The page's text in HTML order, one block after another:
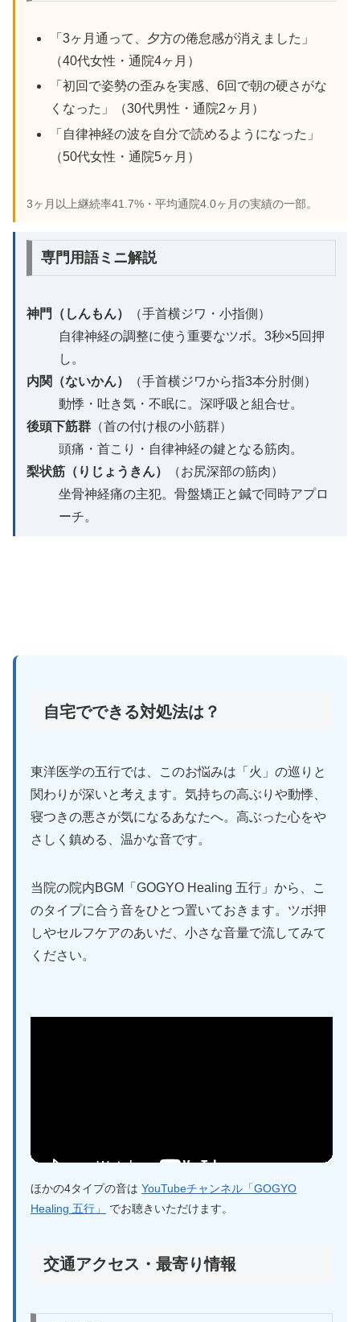
「3ヶ月通って、夕方の倦怠感が消えました」
（40代女性・通院4ヶ月）
「初回で姿勢の歪みを実感、6回で朝の硬さがな
くなった」（30代男性・通院2ヶ月）
「自律神経の波を自分で読めるようになった」
（50代女性・通院5ヶ月）
3ヶ月以上継続率41.7%・平均通院4.0ヶ月の実績の一部。
専門用語ミニ解説
神門（しんもん）
（手首横ジワ・小指側）
自律神経の調整に使う重要なツボ。3秒×5回押
し。
内関（ないかん）
（手首横ジワから指3本分肘側）
動悸・吐き気・不眠に。深呼吸と組合せ。
後頭下筋群 （首の付け根の小筋群）
頭痛・首こり・自律神経の鍵となる筋肉。
梨状筋（りじょうきん）
（お尻深部の筋肉）
坐骨神経痛の主犯。骨盤矯正と鍼で同時アプロ
ーチ。
自宅でできる対処法は？
東洋医学の五行では、このお悩みは「火」の巡りと
関わりが深いと考えます。気持ちの高ぶりや動悸、
寝つきの悪さが気になるあなたへ。高ぶった心をや
さしく鎮める、温かな音です。
当院の院内BGM「GOGYO Healing 五行」から、こ
のタイプに合う音をひとつ置いておきます。ツボ押
しやセルフケアのあいだ、小さな音量で流してみて
ください。
ほかの4タイプの音は YouTubeチャンネル「GOGYO
Healing 五行」
でお聴きいただけます。
交通アクセス・最寄り情報